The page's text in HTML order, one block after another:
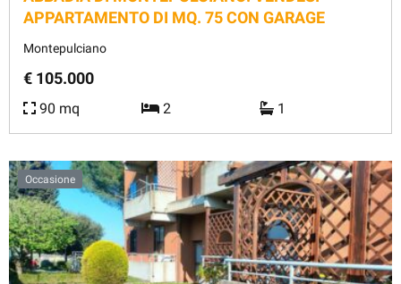
APPARTAMENTO DI MQ. 75 CON GARAGE
Montepulciano
€ 105.000
90 mq 2 1
Occasione